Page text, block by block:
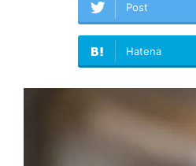
Post
Hatena